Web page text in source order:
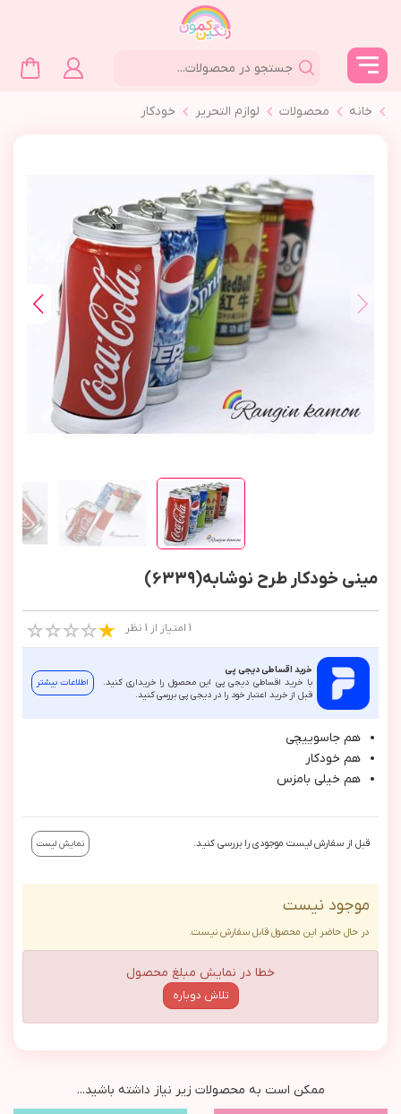
خانه محصولات لوازم التحرير خودكار
مینی خودکار طرح نوشابه(6339)
1 امتیاز از 1 نظر
خرید اقساطی دیجی پی
با خرید اقساطی دیجی پی این محصول را خریداری کنید.
قبل از خرید اعتبار خود را در دیجی پی بررسی کنید.
اطلاعات بیشتر
هم جاسوييچي
هم خودكار
هم خيلي بامزس
قبل از سفارش لیست موجودی را بررسی کنید. نمایش لیست
موجود نیست
در حال حاضر این محصول قابل سفارش نیست.
خطا در نمایش مبلغ محصول
تلاش دوباره
ممکن است به محصولات زیر نیاز داشته باشید...